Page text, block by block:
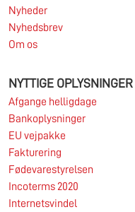
Nyheder
Nyhedsbrev
Om os
NYTTIGE OPLYSNINGER
Afgange helligdage
Bankoplysninger
EU vejpakke
Fakturering
Fødevarestyrelsen
Incoterms 2020
Internetsvindel